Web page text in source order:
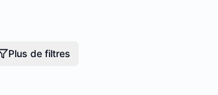
Plus de filtres